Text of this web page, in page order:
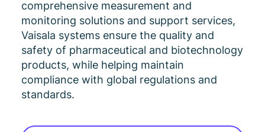
comprehensive measurement and
monitoring solutions and support services,
Vaisala systems ensure the quality and
safety of pharmaceutical and biotechnology
products, while helping maintain
compliance with global regulations and
standards.